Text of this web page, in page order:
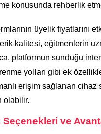
konusunda rehberlik
üyelik fiyatlarını
kalitesi, eğitmenlerin
platformun sunduğu
yolları gibi ek
erişim sağlanan
olabilir.
ve